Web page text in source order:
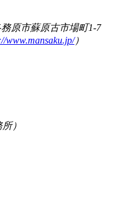
原市蘇原古市場町1-7
www.mansaku.jp/）
）